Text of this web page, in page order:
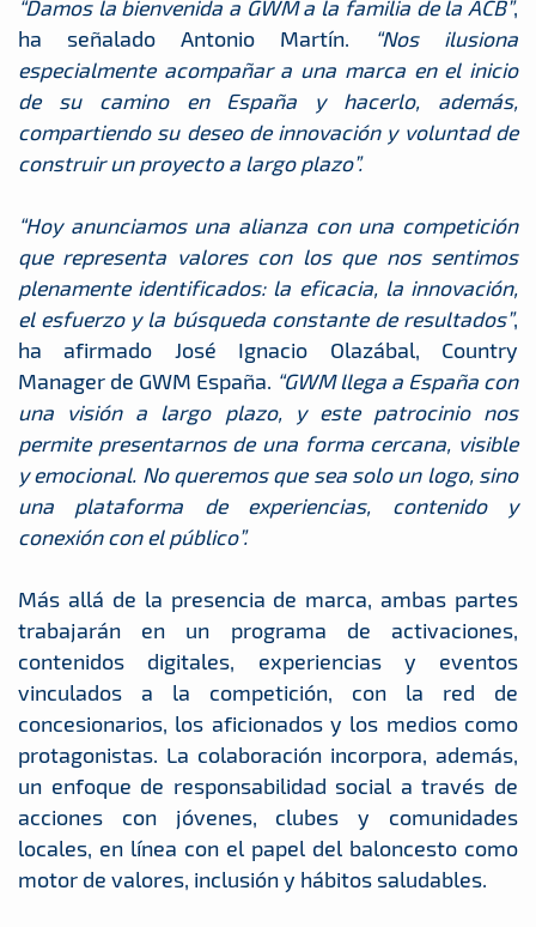
“Damos la bienvenida a GWM a la familia de la ACB”,
ha señalado Antonio Martín.
“Nos ilusiona
especialmente acompañar a una marca en el inicio
de su camino en España y hacerlo, además,
compartiendo su deseo de innovación y voluntad de
construir un proyecto a largo plazo”.
“Hoy anunciamos una alianza con una competición
que representa valores con los que nos sentimos
plenamente identificados: la eficacia, la innovación,
el esfuerzo y la búsqueda constante de resultados”,
ha afirmado José Ignacio Olazábal, Country
Manager de GWM España. “GWM llega a España con
una visión a largo plazo, y este patrocinio nos
permite presentarnos de una forma cercana, visible
y emocional. No queremos que sea solo un logo, sino
una plataforma de experiencias, contenido y
conexión con el público”.
Más allá de la presencia de marca, ambas partes
trabajarán en un programa de activaciones,
contenidos digitales, experiencias y eventos
vinculados a la competición, con la red de
concesionarios, los aficionados y los medios como
protagonistas. La colaboración incorpora, además,
un enfoque de responsabilidad social a través de
acciones con jóvenes, clubes y comunidades
locales, en línea con el papel del baloncesto como
motor de valores, inclusión y hábitos saludables.